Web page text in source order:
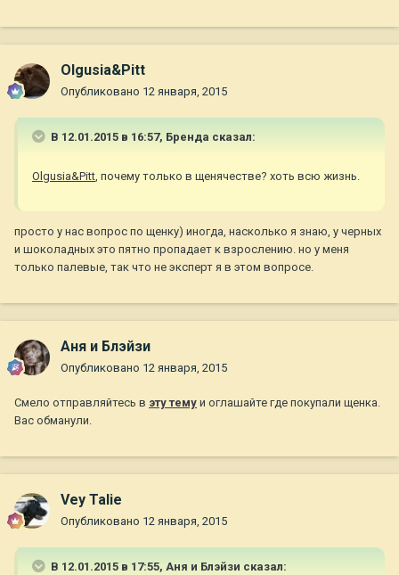
Olgusia&Pitt
Опубликовано 12 января, 2015
В 12.01.2015 в 16:57, Бренда сказал:
Olgusia&Pitt, почему только в щенячестве? хоть всю жизнь.
просто у нас вопрос по щенку) иногда, насколько я знаю, у черных
и шоколадных это пятно пропадает к взрослению. но у меня
только палевые, так что не эксперт я в этом вопросе.
Аня и Блэйзи
Опубликовано 12 января, 2015
Смело отправляйтесь в эту тему и оглашайте где покупали щенка.
Вас обманули.
Vey Talie
Опубликовано 12 января, 2015
В 12.01.2015 в 17:55, Аня и Блэйзи сказал: